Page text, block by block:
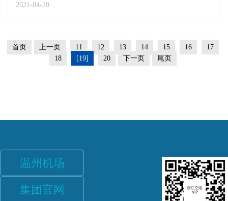
尖上的贵宾”的一项重磅产品。甜汤研发前期，贵宾公司服
2021-04-20
首页 上一页 11 12 13 14 15 16
17
18
[19] 20 下一页 尾页
温州机场
集团官网